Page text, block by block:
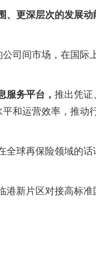
、更深层次的发展动
司间市场，在国际
服务平台， 推出凭证
和运营效率，推动
全球再保险领域的
新片区对接高标准